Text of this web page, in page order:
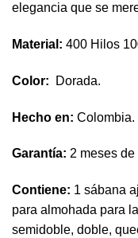
elegancia que se
Material: 400 Hilos
Color: Dorada.
Hecho en: Colombia.
Garantía: 2 meses
Contiene: 1 sábana
para almohada para
semidoble, doble,